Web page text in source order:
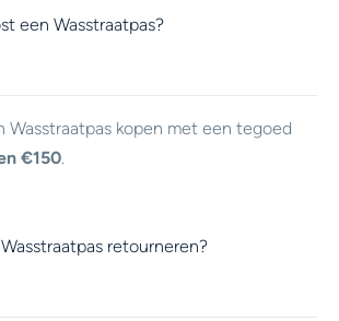
een Wasstraatpas?
Wasstraatpas kopen met een tegoed
€150
retourneren?